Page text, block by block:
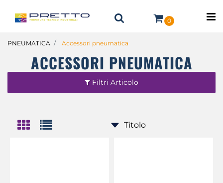
0
PNEUMATICA Accessori pneumatica
ACCESSORI PNEUMATICA
Filtri Articolo